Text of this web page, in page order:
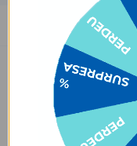
As capinhas para celular
cara. São mais de 1000
qualidade de impressão,
aderência. Com material
contra impactos,